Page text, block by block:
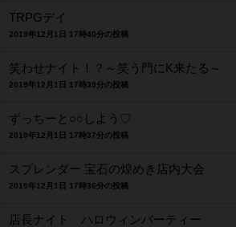
TRPGデイ
2019年12月1日 17時40分の投稿
笑わせナイト！？～笑う門にK来たる～
2019年12月1日 17時39分の投稿
ずっちーと○○しよう♡
2019年12月1日 17時37分の投稿
スプレンダー 宝石の煌めき店内大会
2019年12月1日 17時36分の投稿
店長ナイト ハロウィンパーティー